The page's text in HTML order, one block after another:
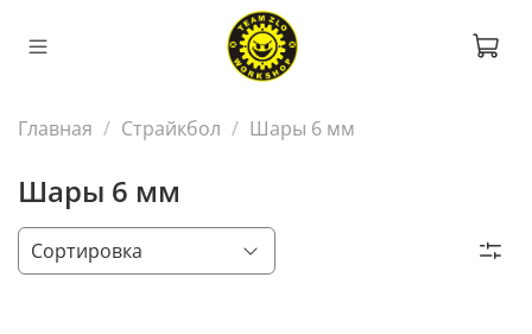
Главная Страйкбол Шары 6 мм
Шары 6 мм